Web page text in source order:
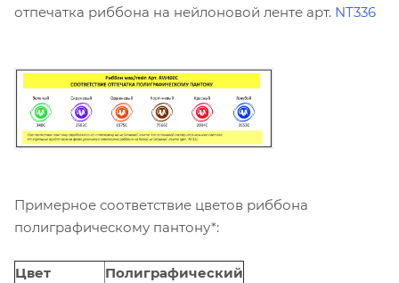
отпечатка риббона на нейлоновой ленте арт. NT336
Примерное соответствие цветов риббона
полиграфическому пантону*:
Цвет
Полиграфический